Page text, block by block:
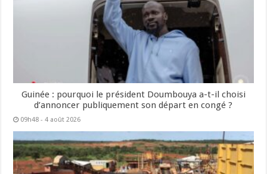
Guinée : pourquoi le président Doumbouya a-t-il choisi
d’annoncer publiquement son départ en congé ?
09h48 - 4 août 2026